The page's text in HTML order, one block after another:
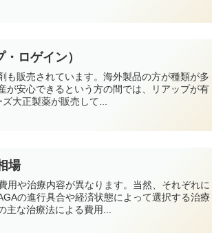
ロゲイン）
も販売されています。海外製品の方が種類が多
が安心できるという方の間では、リアップが有
大正製薬が販売して...
場
用や治療内容が異なります。当然、それぞれに
の進行具合や経済状態によって選択する治療
な治療法による費用...